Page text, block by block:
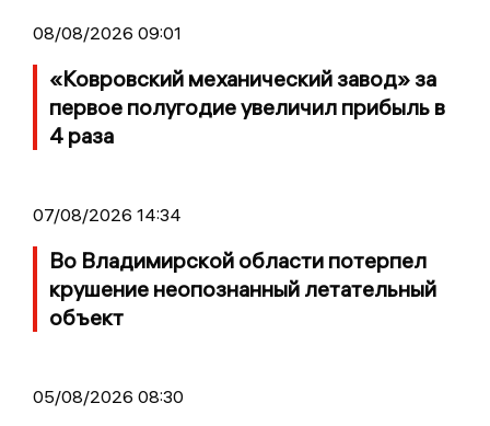
08/08/2026 09:01
«Ковровский механический завод» за
первое полугодие увеличил прибыль в
4 раза
07/08/2026 14:34
Во Владимирской области потерпел
крушение неопознанный летательный
объект
05/08/2026 08:30